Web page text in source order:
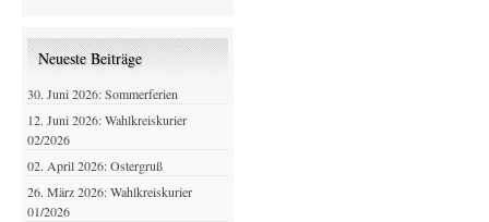
Neueste Beiträge
30. Juni 2026: Sommerferien
12. Juni 2026: Wahlkreiskurier
02/2026
02. April 2026: Ostergruß
26. März 2026: Wahlkreiskurier
01/2026